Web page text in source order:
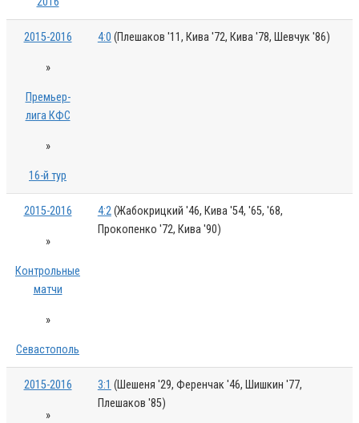
2015-2016
»
Премьер-
лига КФС
»
16-й тур
4:0 (Плешаков '11, Кива '72, Кива '78, Шевчук '86)
2015-2016
»
Контрольные
матчи
»
Севастополь
4:2(Жабокрицкий '46, Кива '54, '65, '68,
Прокопенко '72, Кива '90)
2015-2016
»
3:1 (Шешеня '29, Ференчак '46, Шишкин '77,
Плешаков '85)